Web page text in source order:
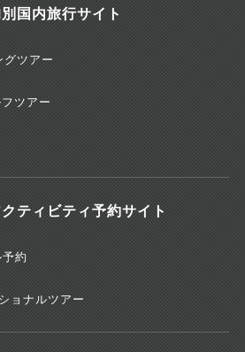
国内旅行サイト
グツアー
ツアー
ティビティ予約サイト
約
ョナルツアー